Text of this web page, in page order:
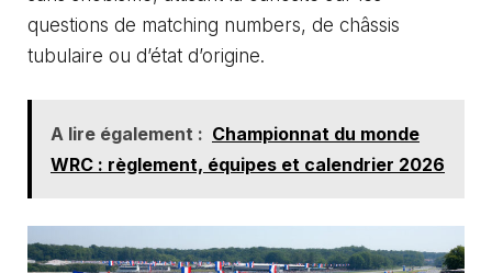
questions de matching numbers, de châssis
tubulaire ou d’état d’origine.
A lire également : Championnat du monde
WRC : règlement, équipes et calendrier 2026